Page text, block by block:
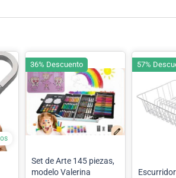
Set de Arte 145 piezas,
modelo Valerina
36% Descuento 57%